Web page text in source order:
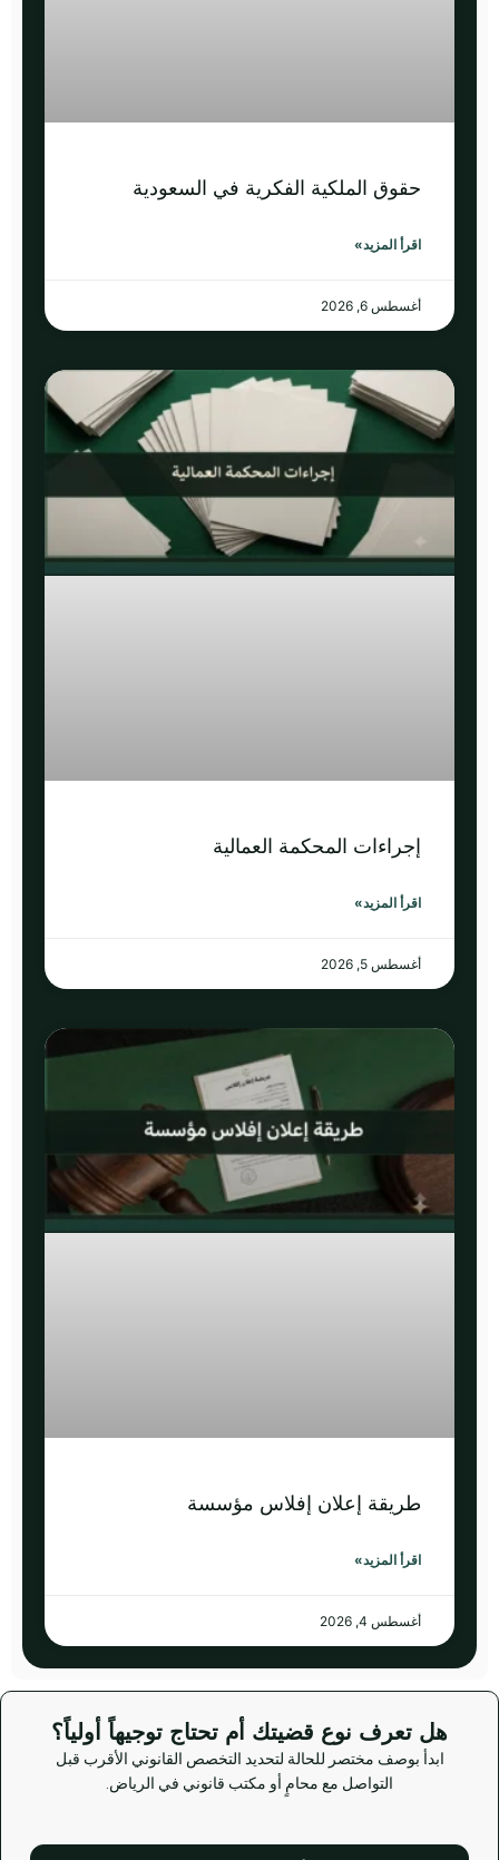
حقوق الملكية الفكرية في السعودية
اقرأ المزيد»
أغسطس 6, 2026
إجراءات المحكمة العمالية
اقرأ المزيد»
أغسطس 5, 2026
طريقة إعلان إفلاس مؤسسة
اقرأ المزيد»
أغسطس 4, 2026
هل تعرف نوع قضيتك أم تحتاج توجيهاً أولياً؟
ابدأ بوصف مختصر للحالة لتحديد التخصص القانوني الأقرب قبل
التواصل مع محامٍ أو مكتب قانوني في الرياض.